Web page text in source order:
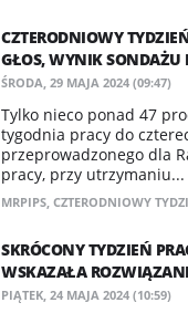
CZTERODNIOWY
GŁOS, WYNIK SONDAŻU
ŚRODA, 29 MAJA 2024 (09:47)
Tylko nieco ponad 47
tygodnia pracy do
przeprowadzonego dla
pracy, przy utrzymaniu...
MRPIPS, CZTERODNIOWY
SKRÓCONY TYDZIEŃ
WSKAZAŁA
PIĄTEK, 24 MAJA 2024 (10:59)